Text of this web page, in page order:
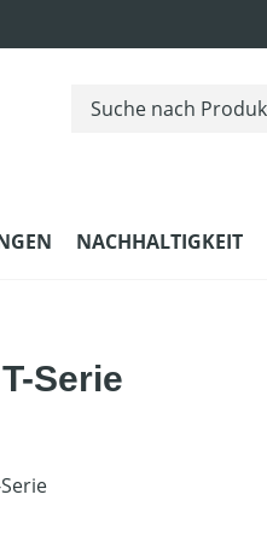
NACHHALTIGKEIT
Serie